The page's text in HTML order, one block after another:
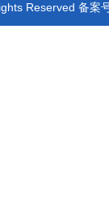
Reserved 备案